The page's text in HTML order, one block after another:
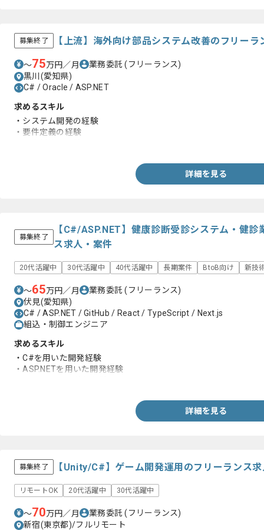
募集終了 【上流】海外向け部品システム改善のフリー
〜75万円／月 業務委託(フリーランス)
黒川(愛知県)
C# / Oracle / ASP.NET
求めるスキル
・システム開発の経験
・要件定義の経験
詳細を見る
募集終了
【C#/ASP.NET】健康診断受診システム・健診
ス求人・案件
20代活躍中 30代活躍中 40代活躍中 長期案件 BtoB向け 新技
〜65万円／月 業務委託(フリーランス)
伏見(愛知県)
C# / ASP.NET / GitHub / React / TypeScript / Next.js
組込・制御エンジニア
求めるスキル
・C#を用いた開発経験
・ASP.NETを用いた開発経験
詳細を見る
募集終了 【Unity/C#】ゲーム開発運用のフリーランス
リモートOK 20代活躍中 30代活躍中
〜70万円／月 業務委託(フリーランス)
新宿(東京都)/フルリモート